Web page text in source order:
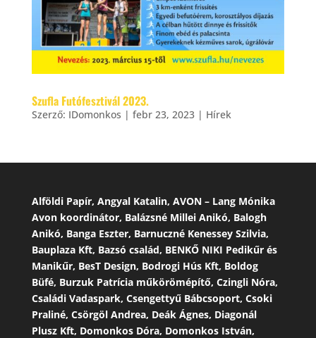
Szufla Futófesztivál 2023.
Szerző: IDomonkos | febr 23, 2023| Hírek
Alföldi Papír, Angyal Katalin, AVON – Lang Mónika
Avon koordinátor, Balázsné Millei Anikó, Balogh
Anikó, Banga Eszter, Barnuczné Kenessey Szilvia,
Bauplaza Kft, Bazsó család, BENKŐ NIKI Pedikűr és
Manikűr, BesT Design, Bodrogi Hús Kft, Boldog
Büfé, Burzuk Patrícia műkörömépítő, Czingli Nóra,
Családi Vadaspark, Csengettyű Bábcsoport, Csoki
Praliné, Csörgöl Andrea, Deák Ágnes, Diagonál
Plusz Kft, Domonkos Dóra, Domonkos István,